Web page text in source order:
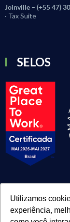
Utilizamos
experiência,
Joinville – (+55 47)
· Tax Suite
SELOS